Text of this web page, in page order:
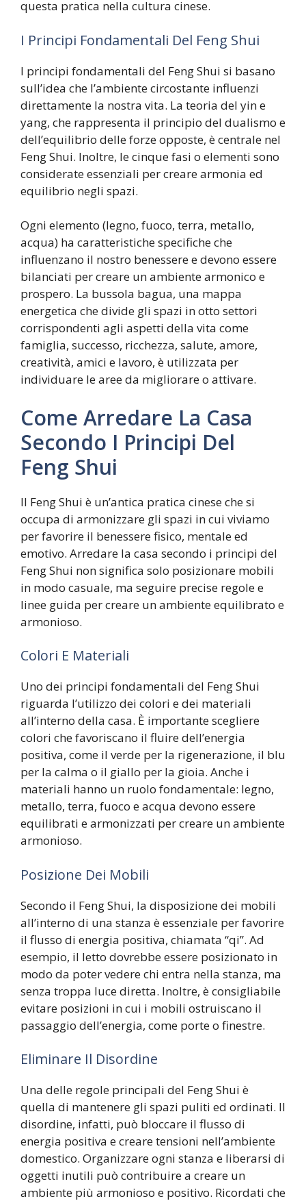
questa pratica nella cultura cinese.
I Principi Fondamentali Del Feng Shui
I principi fondamentali del Feng Shui si basano
sull’idea che l’ambiente circostante influenzi
direttamente la nostra vita. La teoria del yin e
yang, che rappresenta il principio del dualismo e
dell’equilibrio delle forze opposte, è centrale nel
Feng Shui. Inoltre, le cinque fasi o elementi sono
considerate essenziali per creare armonia ed
equilibrio negli spazi.
Ogni elemento (legno, fuoco, terra, metallo,
acqua) ha caratteristiche specifiche che
influenzano il nostro benessere e devono essere
bilanciati per creare un ambiente armonico e
prospero. La bussola bagua, una mappa
energetica che divide gli spazi in otto settori
corrispondenti agli aspetti della vita come
famiglia, successo, ricchezza, salute, amore,
creatività, amici e lavoro, è utilizzata per
individuare le aree da migliorare o attivare.
Come Arredare La Casa
Secondo I Principi Del
Feng Shui
Il Feng Shui è un’antica pratica cinese che si
occupa di armonizzare gli spazi in cui viviamo
per favorire il benessere fisico, mentale ed
emotivo. Arredare la casa secondo i principi del
Feng Shui non significa solo posizionare mobili
in modo casuale, ma seguire precise regole e
linee guida per creare un ambiente equilibrato e
armonioso.
Colori E Materiali
Uno dei principi fondamentali del Feng Shui
riguarda l’utilizzo dei colori e dei materiali
all’interno della casa. È importante scegliere
colori che favoriscano il fluire dell’energia
positiva, come il verde per la rigenerazione, il blu
per la calma o il giallo per la gioia. Anche i
materiali hanno un ruolo fondamentale: legno,
metallo, terra, fuoco e acqua devono essere
equilibrati e armonizzati per creare un ambiente
armonioso.
Posizione Dei Mobili
Secondo il Feng Shui, la disposizione dei mobili
all’interno di una stanza è essenziale per favorire
il flusso di energia positiva, chiamata “qi”. Ad
esempio, il letto dovrebbe essere posizionato in
modo da poter vedere chi entra nella stanza, ma
senza troppa luce diretta. Inoltre, è consigliabile
evitare posizioni in cui i mobili ostruiscano il
passaggio dell’energia, come porte o finestre.
Eliminare Il Disordine
Una delle regole principali del Feng Shui è
quella di mantenere gli spazi puliti ed ordinati. Il
disordine, infatti, può bloccare il flusso di
energia positiva e creare tensioni nell’ambiente
domestico. Organizzare ogni stanza e liberarsi di
oggetti inutili può contribuire a creare un
ambiente più armonioso e positivo. Ricordati che